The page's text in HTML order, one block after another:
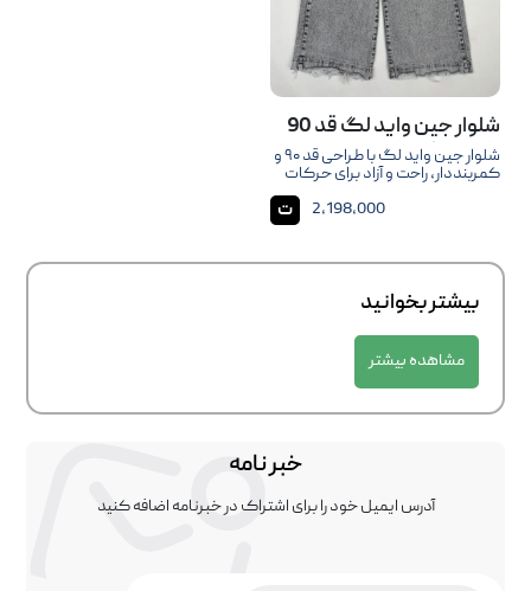
شلوار جین واید لگ قد 90
کمربندار
شلوار جین واید لگ با طراحی قد ۹۰ و
کمربنددار، راحت و آزاد برای حرکات
مدرن، با پارچه باکیفیت و دوام بالا.
2,198,000 ت
بیشتر بخوانید
مشاهده بیشتر
خبر نامه
آدرس ایمیل خود را برای اشتراک در خبرنامه اضافه کنید